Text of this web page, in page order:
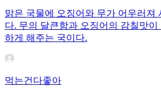
맑은 국물에 오징어와 무가 어우러져
다. 무의 달큰함과 오징어의 감칠맛
하게 해주는 국이다.
먹는건다좋아